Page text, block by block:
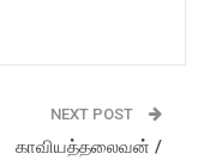
NEXT POST
காவியத்தலைவன் /